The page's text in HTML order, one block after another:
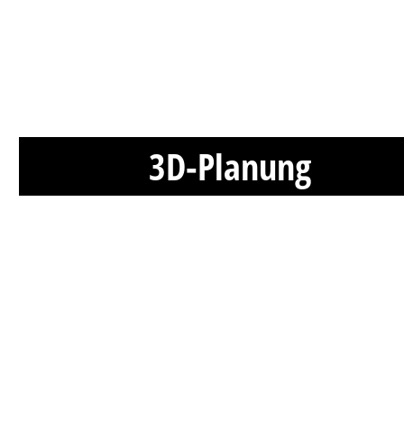
3D-Planung